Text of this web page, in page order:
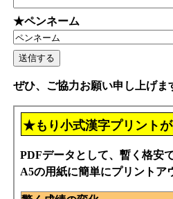
★ペンネーム
ぜひ、ご協力お願い申し上げま